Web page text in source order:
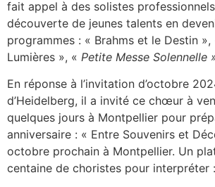
fait appel à des solistes
découverte de jeunes talents en
programmes : « Brahms et le Destin »,
Lumières », « Petite Messe Solennelle
En réponse à l’invitation d’octobre
d’Heidelberg, il a invité ce chœur à
quelques jours à Montpellier pour
anniversaire : « Entre Souvenirs et
octobre prochain à Montpellier. Un
centaine de choristes pour interpréter :